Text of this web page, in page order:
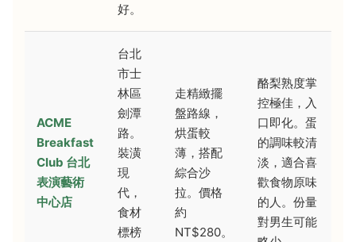
好。
ACME
Breakfast
Club 台北
表演藝術
中心店
台北
市士
林區
劍潭
路。
裝潢
現
代，
食材
標榜
走精緻擺
盤路線，
烘蛋較
薄，搭配
綜合沙
拉。價格
約
NT$280。
酪梨熟度掌
控極佳，入
口即化。蛋
的調味較清
淡，適合喜
歡食物原味
的人。份量
對男生可能